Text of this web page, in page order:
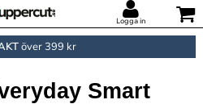
Logga in
över 399 kr
Smart